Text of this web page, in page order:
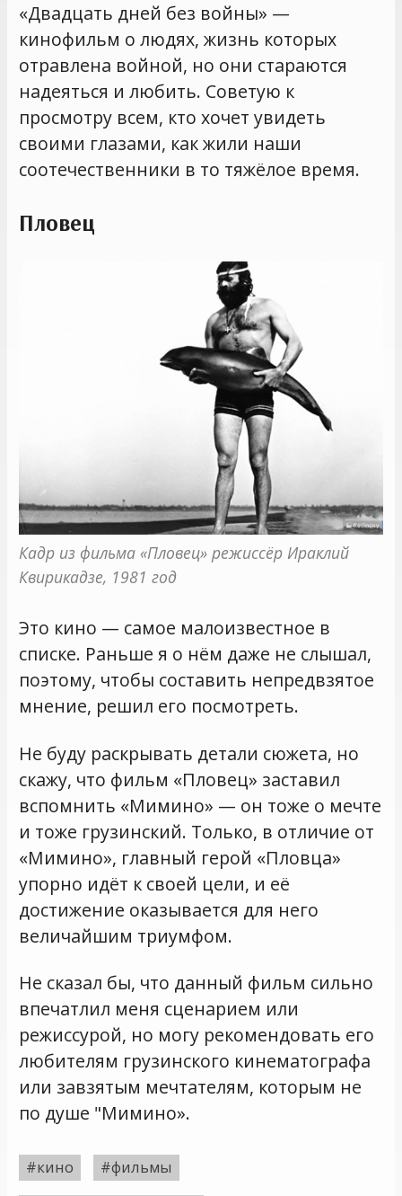
«Двадцать дней без войны» —
кинофильм о людях, жизнь которых
отравлена войной, но они стараются
надеяться и любить. Советую к
просмотру всем, кто хочет увидеть
своими глазами, как жили наши
соотечественники в то тяжёлое время.
Пловец
Кадр из фильма «Пловец» режиссёр Ираклий
Квирикадзе, 1981 год
Это кино — самое малоизвестное в
списке. Раньше я о нём даже не слышал,
поэтому, чтобы составить непредвзятое
мнение, решил его посмотреть.
Не буду раскрывать детали сюжета, но
скажу, что фильм «Пловец» заставил
вспомнить «Мимино» — он тоже о мечте
и тоже грузинский. Только, в отличие от
«Мимино», главный герой «Пловца»
упорно идёт к своей цели, и её
достижение оказывается для него
величайшим триумфом.
Не сказал бы, что данный фильм сильно
впечатлил меня сценарием или
режиссурой, но могу рекомендовать его
любителям грузинского кинематографа
или завзятым мечтателям, которым не
по душе "Мимино».
#кино
#фильмы